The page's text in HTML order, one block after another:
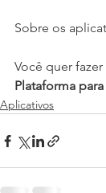
Sobre os
Você quer
Plataforma
Aplicativos